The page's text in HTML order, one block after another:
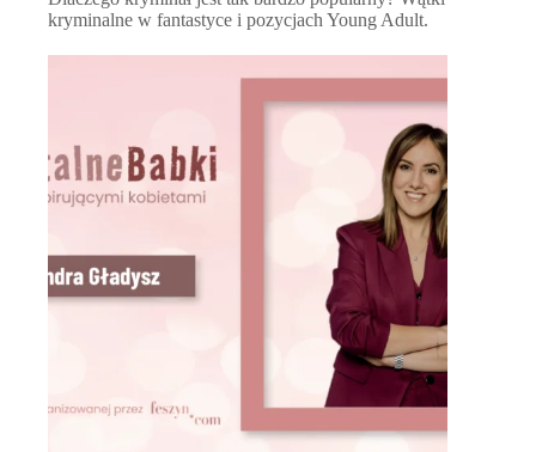
kryminalne w fantastyce i pozycjach Young Adult.